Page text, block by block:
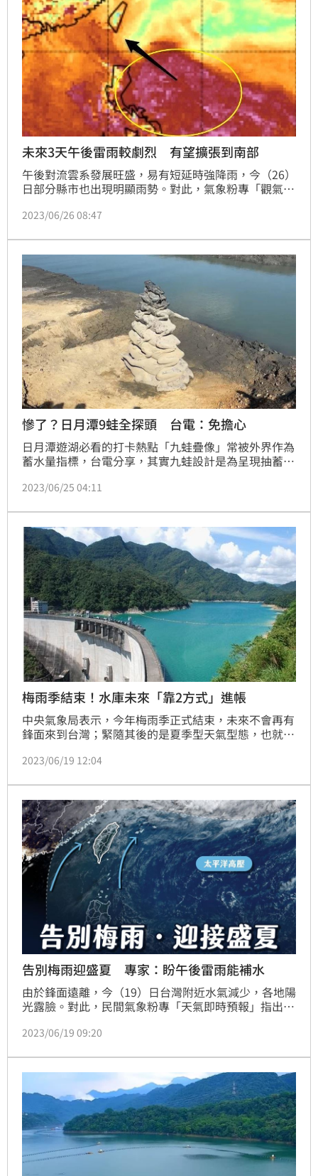
未來3天午後雷雨較劇烈 有望擴張到南部
午後對流雲系發展旺盛，易有短延時強降雨，今（26）
日部分縣市也出現明顯雨勢。對此，氣象粉專「觀氣象
山區午後雷陣雨會較劇烈。
2023/06/26 08:47
慘了？日月潭9蛙全探頭 台電：免擔心
日月潭遊湖必看的打卡熱點「九蛙疊像」常被外界作為
蓄水量指標，台電分享，其實九蛙設計是為呈現抽蓄水
度748.48公尺)，仍有機會可見青蛙探出頭；而即便9蛙
量，不用擔心缺水。
2023/06/25 04:11
梅雨季結束！水庫未來「靠2方式」進帳
中央氣象局表示，今年梅雨季正式結束，未來不會再有
鋒面來到台灣；緊隨其後的是夏季型天氣型態，也就是
為主。梅雨季結束，《三立新聞網》也整理全台最新水
琳）
2023/06/19 12:04
告別梅雨迎盛夏 專家：盼午後雷雨能補水
由於鋒面遠離，今（19）日台灣附近水氣減少，各地陽
光露臉。對此，民間氣象粉專「天氣即時預報」指出，
別今年的梅雨季，且台灣已位於太平洋高壓勢力範圍
2023/06/19 09:20